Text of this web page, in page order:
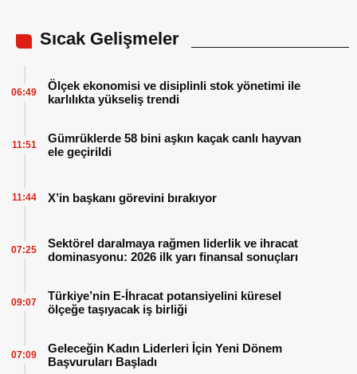
Sıcak Gelişmeler
Ölçek ekonomisi ve disiplinli stok yönetimi ile
karlılıkta yükseliş trendi
06:49
Gümrüklerde 58 bini aşkın kaçak canlı hayvan
ele geçirildi
11:51
X’in başkanı görevini bırakıyor
11:44
Sektörel daralmaya rağmen liderlik ve ihracat
dominasyonu: 2026 ilk yarı finansal sonuçları
07:25
Türkiye’nin E-İhracat potansiyelini küresel
ölçeğe taşıyacak iş birliği
09:07
Geleceğin Kadın Liderleri İçin Yeni Dönem
Başvuruları Başladı
07:09